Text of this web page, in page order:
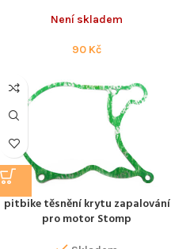
Není skladem
90 Kč
pitbike těsnění krytu zapalování
pro motor Stomp